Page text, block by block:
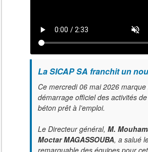
La SICAP SA franchit un
Ce mercredi 06 mai 2026 marque
démarrage officiel des activités
béton prêt à l’emploi.
Le Directeur général, M.
Moctar MAGASSOUBA, a salué